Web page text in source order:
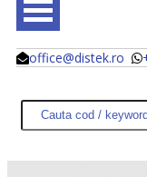
office@distek.ro
@
@